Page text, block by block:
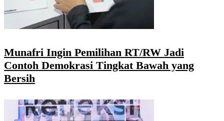
Munafri Ingin Pemilihan RT/RW Jadi
Contoh Demokrasi Tingkat Bawah yang
Bersih